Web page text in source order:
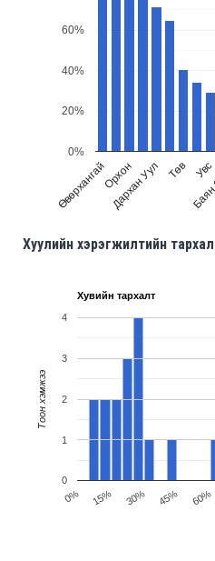
ӨвөрхангайОрхон
Дархан Уул Төв Увс
0%
20%
40%
60%
Хуулийн хэрэгжилтийн
Хувийн тархалт
0% 15% 30% 45% 60%
0
1
2
3
4
Тоон хэмжээ